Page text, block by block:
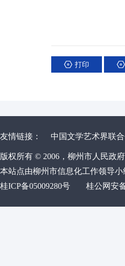
打印
友情链接： 中国文学艺术界联
版权所有 © 2006，柳州市人民政
本站点由柳州市信息化工作领导
桂ICP备05009280号
桂公网安